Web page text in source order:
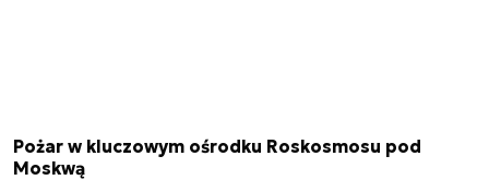
Pożar w kluczowym ośrodku Roskosmosu pod
Moskwą